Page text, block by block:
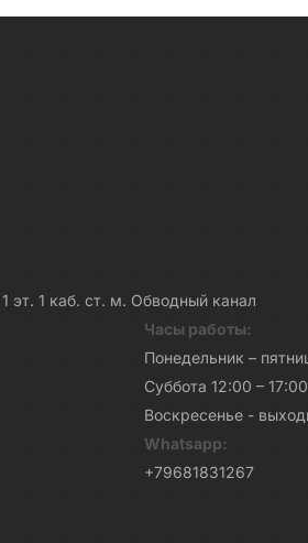
эт. 1 каб. ст. м. Обводный канал
Часы работы:
Понедельник –
Суббота 12:00 – 17:00
Воскресенье -
Whatsapp:
+79681831267